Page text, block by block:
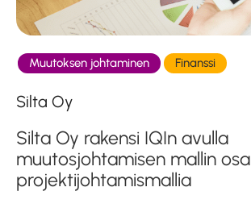
Muutoksen johtaminen Finanssi
Silta Oy
Silta Oy rakensi IQIn avulla
muutosjohtamisen mallin
projektijohtamismallia